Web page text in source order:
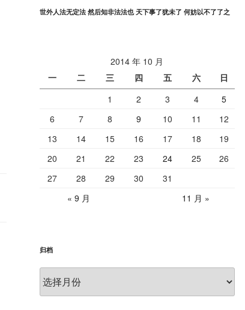
世外人法无定法 然后知非法法也 天下事了犹未了 何妨以不了了之
2014 年 10 月
一
二 三 四 五 六
日
1
2 3 4
5
6
7 8 9 10 11
12
13
14 15 16 17 18
19
20
21 22 23 24 25
26
27
28 29 30
31
« 9 月
11 月 »
归档
档